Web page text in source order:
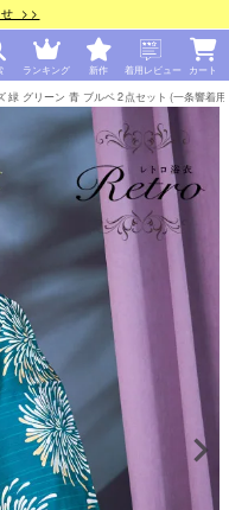
>>
ランキング 新作 着用レビュー カート
緑 グリーン 青 ブルベ 2点セット (一条響着